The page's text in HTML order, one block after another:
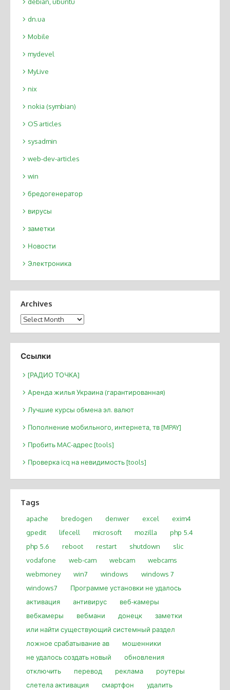
debian, ubuntu
dn.ua
Mobile
mydevel
MyLive
nix
nokia (symbian)
OS articles
sysadmin
web-dev-articles
win
бредогенератор
вирусы
заметки
Новости
Электроника
Archives
Archives
Ссылки
[РАДИО ТОЧКА]
Аренда жилья Украина (гарантированная)
Лучшие курсы обмена эл. валют
Пополнение мобильного, интернета, тв [MPAY]
Пробить MAC-адрес [tools]
Проверка icq на невидимость [tools]
Tags
apache bredogen denwer excel
exim4
gpedit
lifecell microsoft mozilla
php 5.4
php 5.6
reboot restart shutdown
slic
vodafone
web-cam webcam
webcams
webmoney
win7 windows
windows 7
windows7
Программе установки не удалось
активация
антивирус
веб-камеры
вебкамеры
вебмани донецк
заметки
или найти существующий системный раздел
ложное срабатывание ав
мошенники
не удалось создать новый
обновления
отключить
перевод реклама
роутеры
слетела активация
смартфон удалить